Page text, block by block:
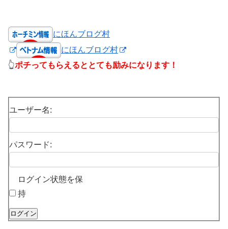
にほんブログ村
にほんブログ村
👆ポチってもらえるととても励みになります！
ユーザー名:
パスワード:
ログイン状態を保
持
ログイン